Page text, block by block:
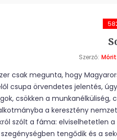
Szerző:
csak megunta, hogy
csupa örvendetes jelentés,
csökken a
a keresztény
szólt a fáma: elviselhetetlen
tengődik és a